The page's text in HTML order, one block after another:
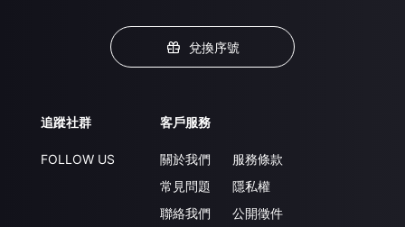
兌換序號
追蹤社群
FOLLOW US
客戶服務
關於我們
常見問題
聯絡我們
服務條款
隱私權
公開徵件